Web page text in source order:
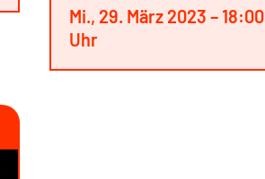
Mi., 29. März 2023 – 18:00
Uhr